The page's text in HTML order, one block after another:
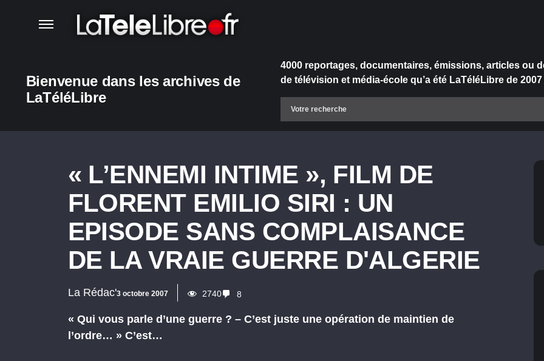
Bienvenue dans les archives de
LaTéléLibre
4000 reportages, documentaires, émissions, articles ou
de télévision et média-école qu’a été LaTéléLibre de 2007
« L’ENNEMI INTIME », FILM DE
FLORENT EMILIO SIRI : UN
EPISODE SANS COMPLAISANCE
DE LA VRAIE GUERRE D'ALGERIE
La Rédac'3 octobre 2007 2740 8
« Qui vous parle d’une guerre ? – C’est juste une opération de maintien de
l’ordre… » C’est…